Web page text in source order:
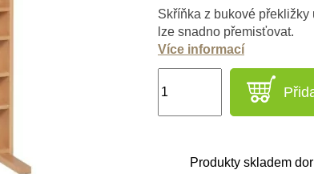
Skříňka z bukové
lze snadno přemisťovat.
Více informací
Produkty skladem